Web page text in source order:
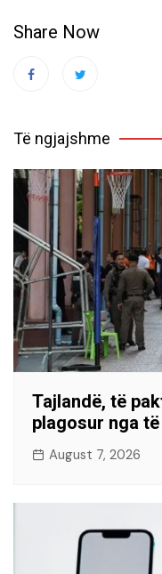
Share Now
Të ngjajshme
Tajlandë, të
plagosur nga
August 7, 2026